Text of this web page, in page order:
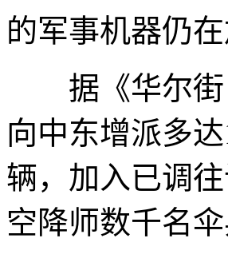
的军事机器仍
据《华尔街
向中东增派多
辆，加入已调
空降师数千名伞